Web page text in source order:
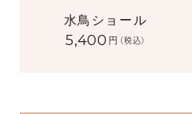
水鳥ショール
5,400 円 (税込)